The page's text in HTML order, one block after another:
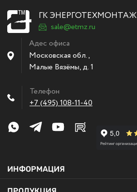
ГК ЭНЕРГОТЕХМОНТАЖ
sale@etmz.ru
Адес офиса
Московская обл.,
Малые Вязёмы,д. 1
Телефон
+7 (495) 108-11-40
ИНФОРМАЦИЯ